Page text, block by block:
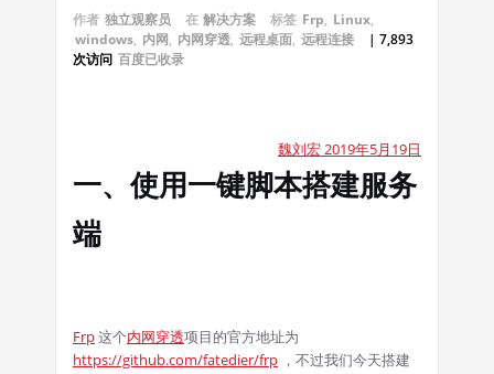
作者 独立观察员 在 解决方案 标签 Frp, Linux,
windows, 内网, 内网穿透, 远程桌面, 远程连接
| 7,893
次访问 百度已收录
魏刘宏 2019年5月 19 日
一、使用一键脚本搭建服务
端
Frp 这个内网穿透项目的官方地址为
https://github.com/fatedier/frp ，不过我们今天搭建